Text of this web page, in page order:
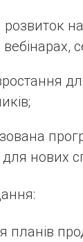
розвиток
вебінарах,
нових
планів